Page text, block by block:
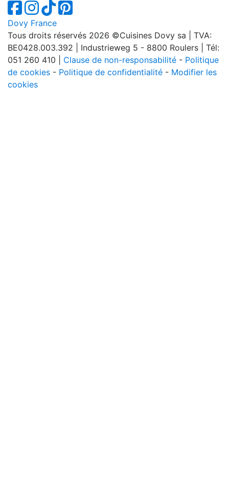
Dovy France
Tous droits réservés 2026 ©Cuisines Dovy sa | TVA:
BE0428.003.392 | Industrieweg 5 - 8800 Roulers | Tél:
051 260 410 | Clause de non-responsabilité - Politique
de cookies - Politique de confidentialité - Modifier les
cookies